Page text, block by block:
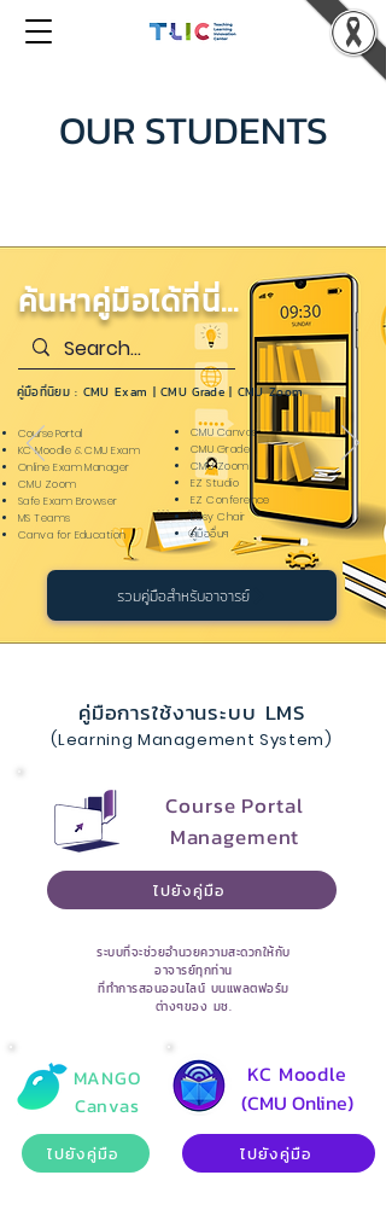
OUR STUDENTS
ค้นหาคู่มือได้ที่นี่...
คู่มือที่นิยม : CMU Exam |CMU Grade| CMU Zoom
Course Portal
KC Moodle & CMU Exam
Online Exam Manager
CMU Zoom
Safe Exam Browser
MS Teams
Canva for Education
CMU Canvas
CMU Grade
CMU Zoom
EZ Studio
EZ Conference
Easy Chair
คู่มืออื่นๆ
รวมคู่มือสำหรับอาจารย์
คู่มือการใช้งานระบบ LMS
(Learning Management System)
Course Portal
Management
ไปยังคู่มือ
ระบบที่จะช่วยอำนวยความสะดวกให้กับ
อาจารย์ทุกท่าน
ที่ทำการสอนออนไลน์ บนแพลตฟอร์ม
ต่างๆของ มช.
MANGO
Canvas
ไปยังคู่มือ
KC Moodle
(CMU Online)
ไปยังคู่มือ